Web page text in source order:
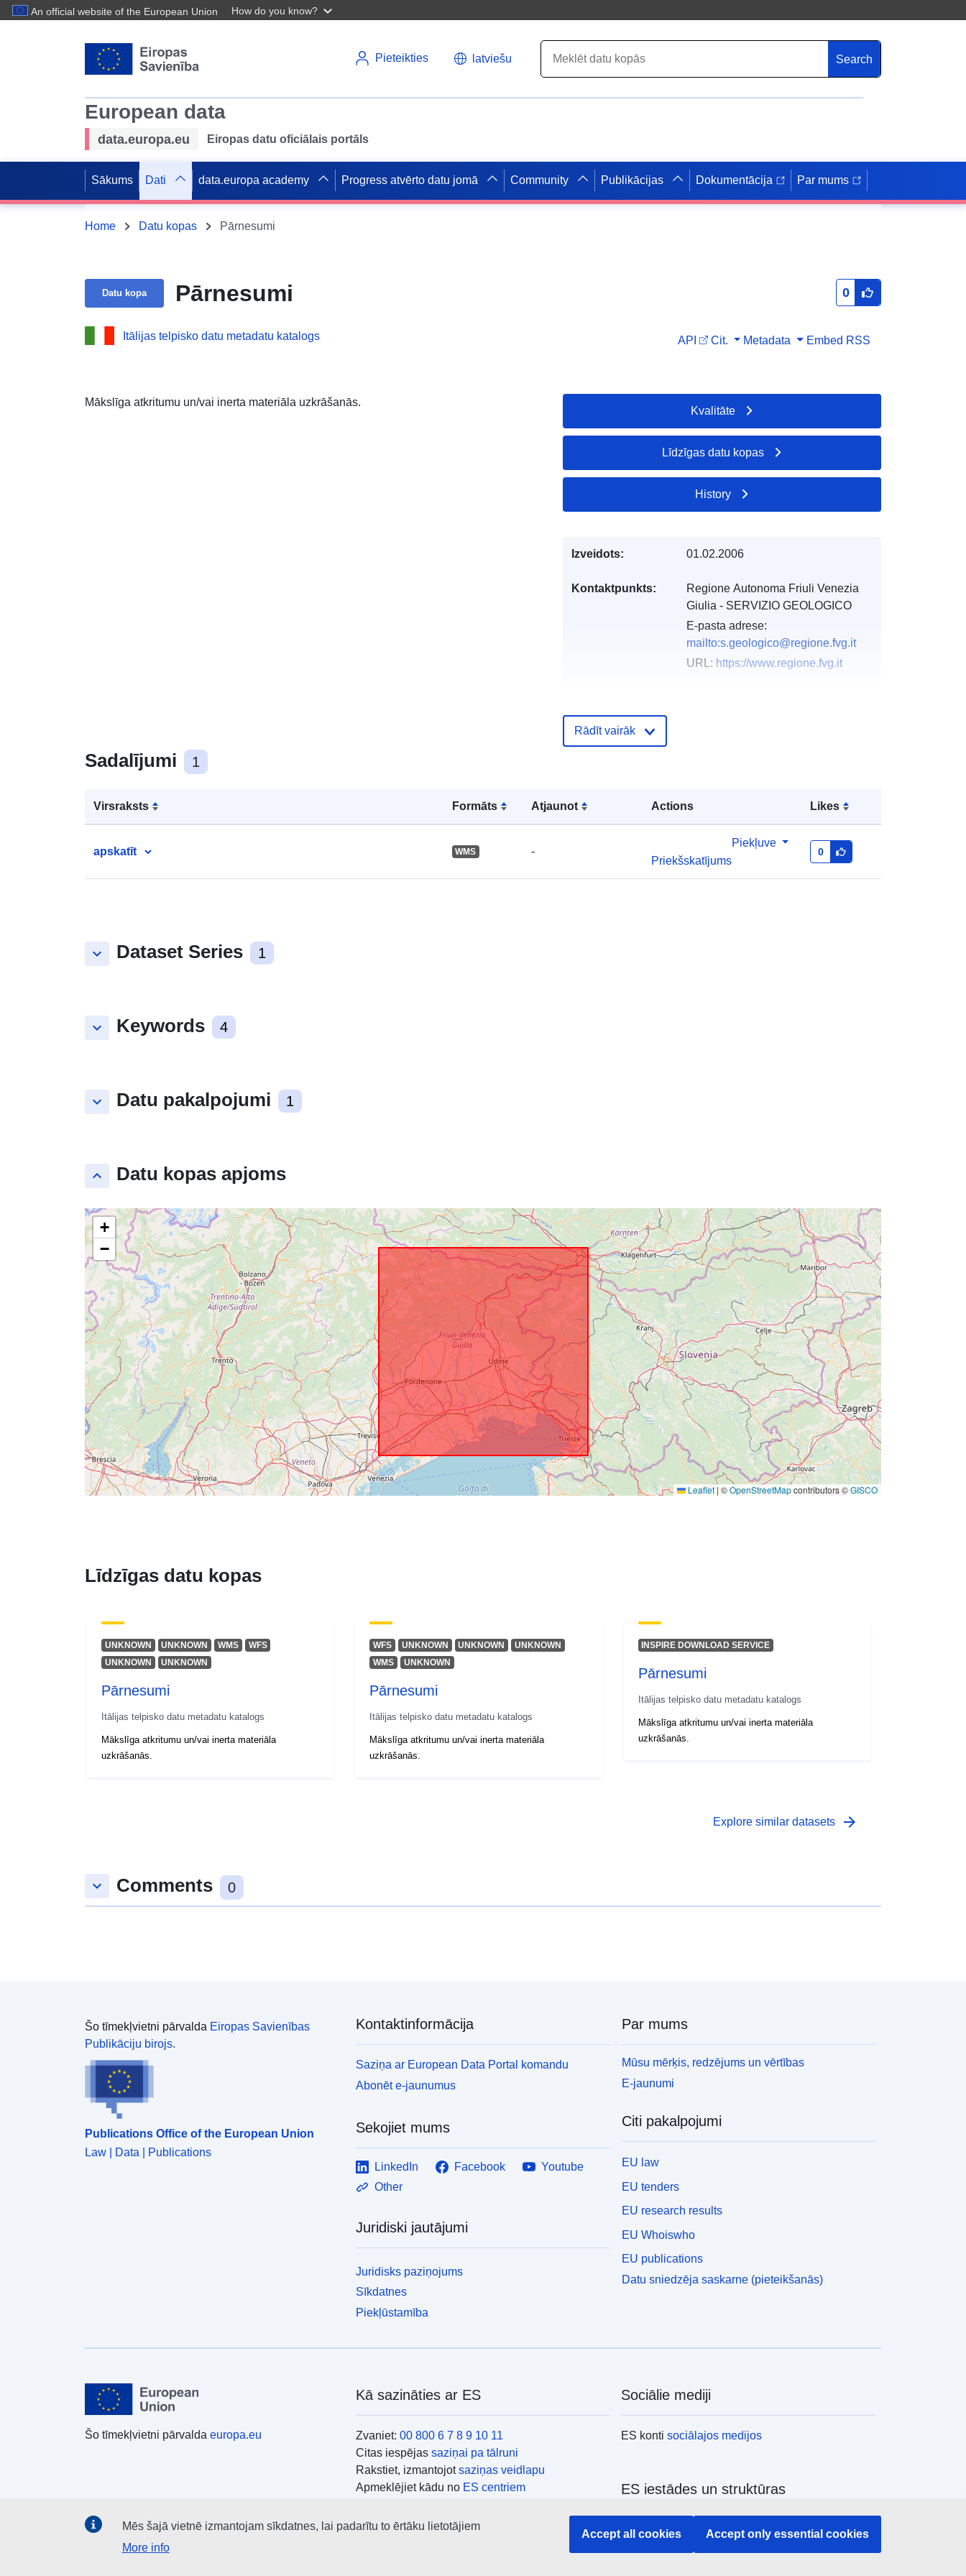
An official website of the European Union How do you know?
Pieteikties latviešu Search
European data
data.europa.eu Eiropas datu oficiālais portāls
Sākums Dati data.europa academy Progress atvērto datu jomā Community Publikācijas Dokumentācija Par mums
Home Datu kopas Pārnesumi
Datu kopa Pārnesumi 0
Itālijas telpisko datu metadatu katalogs API Cit. Metadata Embed RSS
Mākslīga atkritumu un/vai inerta materiāla uzkrāšanās.
Sadalījumi 1
Virsraksts Formāts Atjaunot Actions Likes
apskatīt WMS -
Piekļuve
Priekšskatījums
0
keyboard_arrow_down Dataset Series 1
keyboard_arrow_down Keywords 4
keyboard_arrow_down Datu pakalpojumi 1
keyboard_arrow_up Datu kopas apjoms
+
−
Leaflet|©OpenStreetMapcontributors ©GISCO
Kvalitāte
Līdzīgas datu kopas
History
Izveidots: 01.02.2006
Kontaktpunkts:
Regione Autonoma Friuli Venezia
Giulia - SERVIZIO GEOLOGICO
E-pasta adrese:
mailto:s.geologico@regione.fvg.it
URL: https://www.regione.fvg.it
ieraksts:
atrašanās vieta:
13.92, 46.66 ], [ 13.92, 45.56 ], [
12.32, 45.56 ], [ 12.32, 46.66 ] ]
Polygon
Rādīt vairāk
Līdzīgas datu kopas
UNKNOWN UNKNOWN WMS
WFS
UNKNOWN
UNKNOWN
Pārnesumi
Itālijas telpisko datu metadatu katalogs
Mākslīga atkritumu un/vai inerta materiāla
uzkrāšanās.
WFS UNKNOWN UNKNOWN
UNKNOWN
WMS
UNKNOWN
Pārnesumi
Itālijas telpisko datu metadatu katalogs
Mākslīga atkritumu un/vai inerta materiāla
uzkrāšanās.
INSPIRE DOWNLOAD SERVICE
Pārnesumi
Itālijas telpisko datu metadatu katalogs
Mākslīga atkritumu un/vai inerta materiāla
uzkrāšanās.
Explore similar datasets arrow_forward
keyboard_arrow_down Comments 0
Šo tīmekļvietni pārvalda Eiropas Savienības
Publikāciju birojs.
Publications Office of the European Union
Law | Data | Publications
Kontaktinformācija
Saziņa ar European Data Portal komandu
Abonēt e-jaunumus
Sekojiet mums
LinkedIn Facebook
Youtube
Other
Juridiski jautājumi
Juridisks paziņojums
Sīkdatnes
Piekļūstamība
Par mums
Mūsu mērķis, redzējums un vērtības
E-jaunumi
Citi pakalpojumi
EU law
EU tenders
EU research results
EU Whoiswho
EU publications
Datu sniedzēja saskarne (pieteikšanās)
Šo tīmekļvietni pārvalda europa.eu
Kā sazināties ar ES
Zvaniet: 00 800 6 7 8 9 10 11
Citas iespējas saziņai pa tālruni
Rakstiet, izmantojotsaziņas veidlapu
Apmeklējiet kādu no ES centriem
Sociālie mediji
ES kontisociālajos medijos
ES iestādes un struktūras
Meklēt visas ES iestādes un struktūras
Mēs šajā vietnē izmantojam sīkdatnes, lai padarītu to ērtāku lietotājiem
More info
Accept all cookies Accept only essential cookies